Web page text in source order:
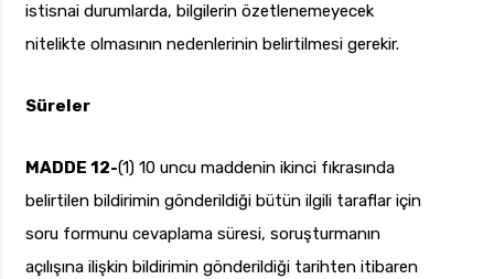
istisnai durumlarda, bilgilerin özetlenemeyecek
nitelikte olmasının nedenlerinin belirtilmesi gerekir.
Süreler
MADDE 12-(1) 10 uncu maddenin ikinci fıkrasında
belirtilen bildirimin gönderildiği bütün ilgili taraflar için
soru formunu cevaplama süresi, soruşturmanın
açılışına ilişkin bildirimin gönderildiği tarihten itibaren